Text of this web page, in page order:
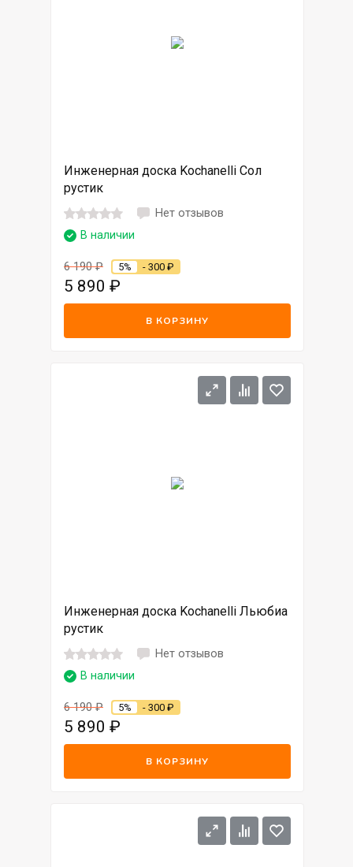
Инженерная доска Kochanelli Сол
рустик
Нет отзывов
В наличии
6 190₽ 5% - 300 ₽
5 890 ₽
В КОРЗИНУ
Инженерная доска Kochanelli Льюбиа
рустик
Нет отзывов
В наличии
6 190₽ 5% - 300 ₽
5 890 ₽
В КОРЗИНУ